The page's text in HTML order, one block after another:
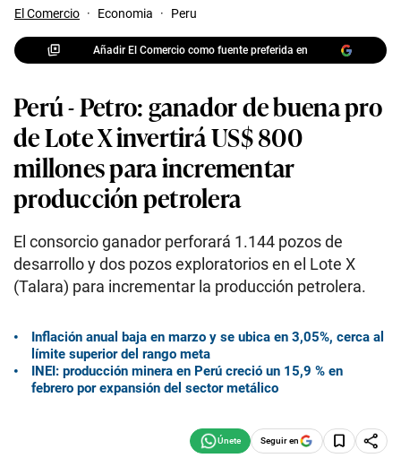
El Comercio · Economia · Peru
Añadir El Comercio como fuente preferida en
Perú - Petro: ganador de buena pro
de Lote X invertirá US$ 800
millones para incrementar
producción petrolera
El consorcio ganador perforará 1.144 pozos de
desarrollo y dos pozos exploratorios en el Lote X
(Talara) para incrementar la producción petrolera.
Inflación anual baja en marzo y se ubica en 3,05%, cerca al
límite superior del rango meta
INEI: producción minera en Perú creció un 15,9 % en
febrero por expansión del sector metálico
Seguir en